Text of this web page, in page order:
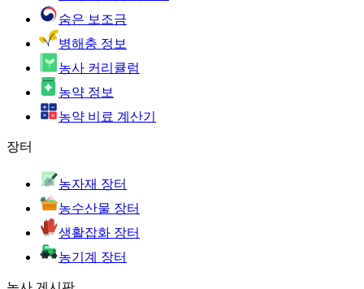
숨은 보조금
병해충 정보
농사 커리큘럼
농약 정보
농약 비료 계산기
장터
농자재 장터
농수산물 장터
생활잡화 장터
농기계 장터